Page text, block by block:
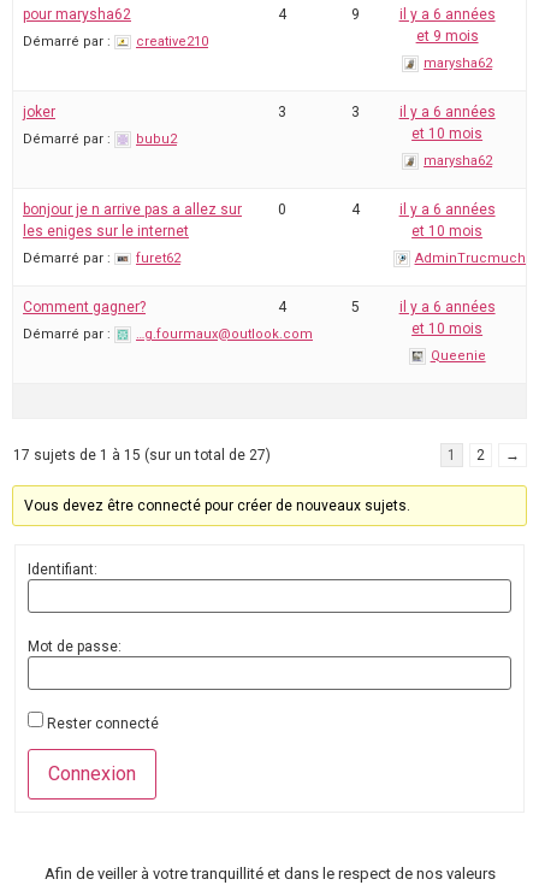
pour marysha62
Démarré par : creative210
4 9
il y a 6 années
et 9 mois
marysha62
joker
Démarré par : bubu2
3 3
il y a 6 années
et 10 mois
marysha62
bonjour je n arrive pas a allez sur
les eniges sur le internet
Démarré par : furet62
0 4
il y a 6 années
et 10 mois
AdminTrucmuche
Comment gagner?
Démarré par : …g.fourmaux@outlook.com
4 5
il y a 6 années
et 10 mois
Queenie
17 sujets de 1 à 15 (sur un total de 27) 1 2 →
Vous devez être connecté pour créer de nouveaux sujets.
Identifiant:
Mot de passe:
Rester connecté
Connexion
Afin de veiller à votre tranquillité et dans le respect de nos valeurs